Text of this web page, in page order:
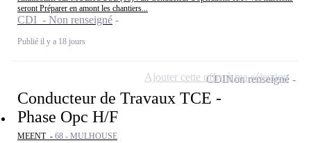
seront Préparer en amont les chantiers...
CDI - Non renseigné
Publié il y a 18 jours
Conducteur de Travaux TCE -
Phase Opc H/F
MEENT - 68 - MULHOUSE
CDINon renseigné
Ajouter cette offre à ma sélection